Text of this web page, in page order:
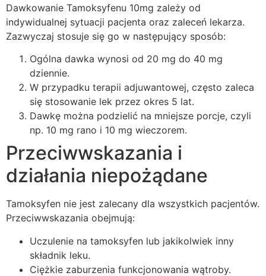
Dawkowanie Tamoksyfenu 10mg zależy od
indywidualnej sytuacji pacjenta oraz zaleceń lekarza.
Zazwyczaj stosuje się go w następujący sposób:
Ogólna dawka wynosi od 20 mg do 40 mg
dziennie.
W przypadku terapii adjuwantowej, często zaleca
się stosowanie lek przez okres 5 lat.
Dawkę można podzielić na mniejsze porcje, czyli
np. 10 mg rano i 10 mg wieczorem.
Przeciwwskazania i
działania niepożądane
Tamoksyfen nie jest zalecany dla wszystkich pacjentów.
Przeciwwskazania obejmują:
Uczulenie na tamoksyfen lub jakikolwiek inny
składnik leku.
Ciężkie zaburzenia funkcjonowania wątroby.